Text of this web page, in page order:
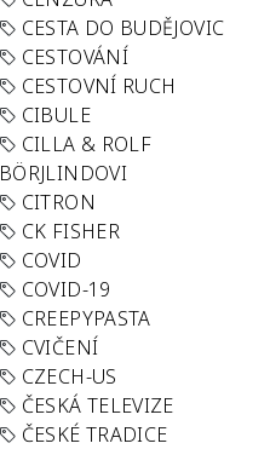
CESTA DO BUDĚJOVIC
CESTOVÁNÍ
CESTOVNÍ RUCH
CIBULE
CILLA & ROLF
BÖRJLINDOVI
CITRON
CK FISHER
COVID
COVID-19
CREEPYPASTA
CVIČENÍ
CZECH-US
ČESKÁ TELEVIZE
ČESKÉ TRADICE